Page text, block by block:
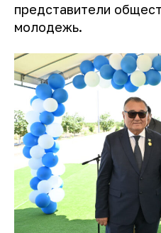
представители
молодежь.